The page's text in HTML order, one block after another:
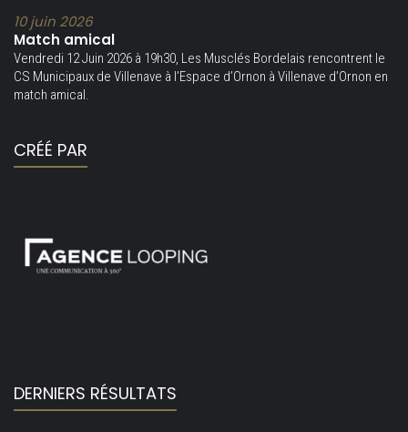
10 juin 2026
Match amical
Vendredi 12 Juin 2026 à 19h30, Les Musclés Bordelais rencontrent le
CS Municipaux de Villenave à l’Espace d’Ornon à Villenave d’Ornon en
match amical.
CRÉÉ PAR
DERNIERS RÉSULTATS